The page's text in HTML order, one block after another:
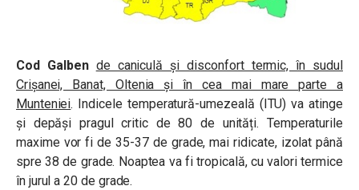
Cod Galben de caniculă și disconfort termic, în sudul
Crișanei, Banat, Oltenia și în cea mai mare parte a
Munteniei. Indicele temperatură-umezeală (ITU) va atinge
și depăși pragul critic de 80 de unități. Temperaturile
maxime vor fi de 35-37 de grade, mai ridicate, izolat până
spre 38 de grade. Noaptea va fi tropicală, cu valori termice
în jurul a 20 de grade.